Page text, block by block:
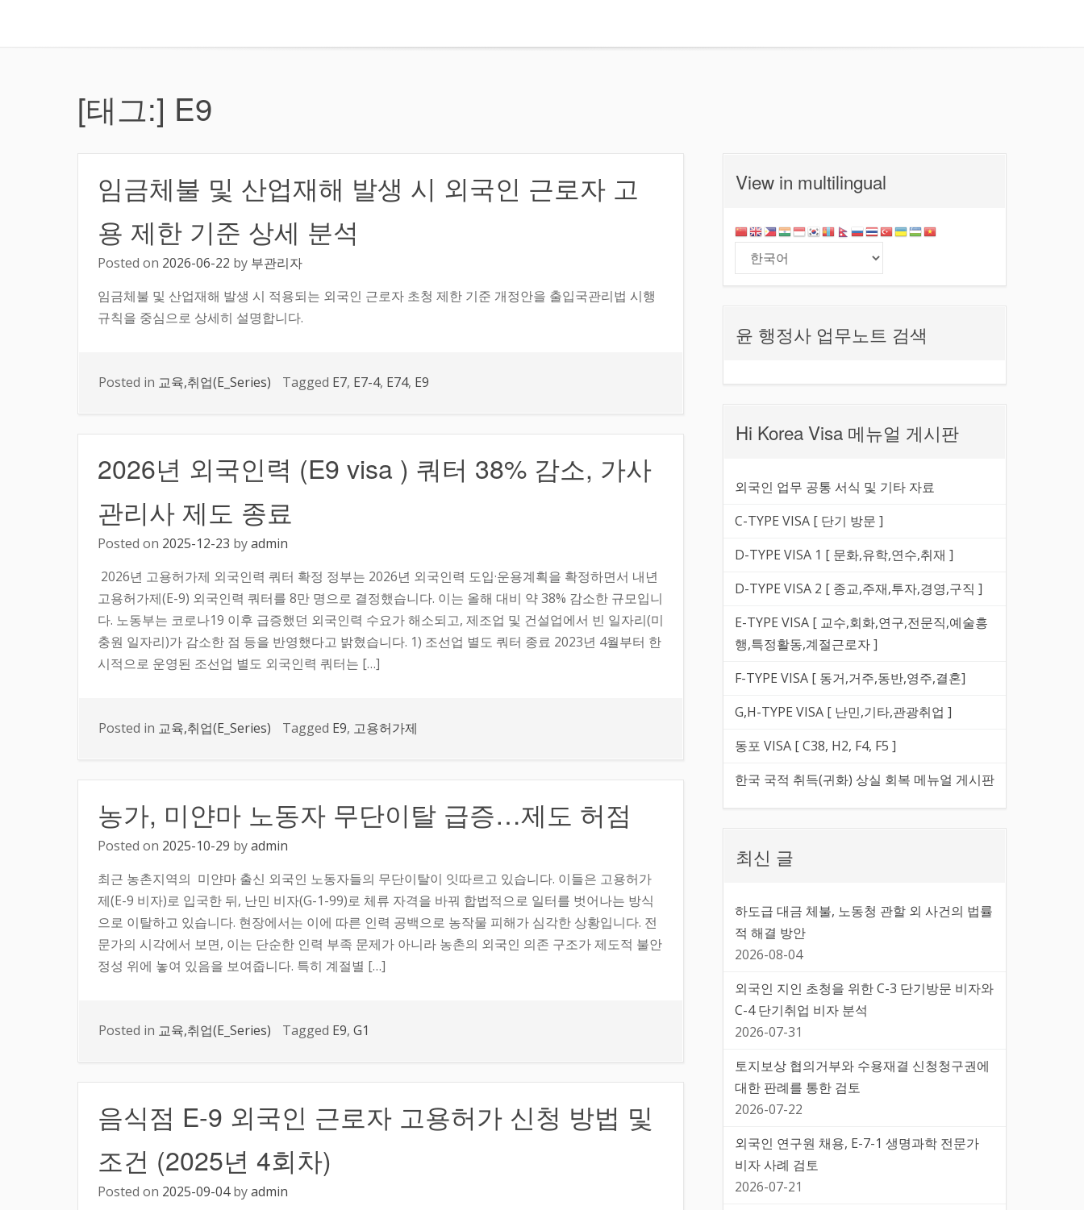
[태그:] E9
임금체불 및 산업재해 발생 시 외국인 근로자 고
용 제한 기준 상세 분석
Posted on 2026-06-22 by 부관리자
임금체불 및 산업재해 발생 시 적용되는 외국인 근로자 초청 제한 기준 개정안을 출입국관리법 시행
규칙을 중심으로 상세히 설명합니다.
Posted in 교육,취업(E_Series) Tagged E7, E7-4, E74, E9
2026년 외국인력 (E9 visa ) 쿼터 38% 감소, 가사
관리사 제도 종료
Posted on 2025-12-23 byadmin
2026년 고용허가제 외국인력 쿼터 확정 정부는 2026년 외국인력 도입·운용계획을 확정하면서 내년
고용허가제(E-9) 외국인력 쿼터를 8만 명으로 결정했습니다. 이는 올해 대비 약 38% 감소한 규모입니
다. 노동부는 코로나19 이후 급증했던 외국인력 수요가 해소되고, 제조업 및 건설업에서 빈 일자리(미
충원 일자리)가 감소한 점 등을 반영했다고 밝혔습니다. 1) 조선업 별도 쿼터 종료 2023년 4월부터 한
시적으로 운영된 조선업 별도 외국인력 쿼터는 […]
Posted in 교육,취업(E_Series) Tagged E9, 고용허가제
농가, 미얀마 노동자 무단이탈 급증…제도 허점
Posted on 2025-10-29 byadmin
최근 농촌지역의 미얀마 출신 외국인 노동자들의 무단이탈이 잇따르고 있습니다. 이들은 고용허가
제(E-9 비자)로 입국한 뒤, 난민 비자(G-1-99)로 체류 자격을 바꿔 합법적으로 일터를 벗어나는 방식
으로 이탈하고 있습니다. 현장에서는 이에 따른 인력 공백으로 농작물 피해가 심각한 상황입니다. 전
문가의 시각에서 보면, 이는 단순한 인력 부족 문제가 아니라 농촌의 외국인 의존 구조가 제도적 불안
정성 위에 놓여 있음을 보여줍니다. 특히 계절별 […]
Posted in 교육,취업(E_Series) Tagged E9, G1
음식점 E-9 외국인 근로자 고용허가 신청 방법 및
조건 (2025년 4회차)
Posted on 2025-09-04byadmin
View in multilingual
윤 행정사 업무노트 검색
Hi Korea Visa 메뉴얼 게시판
외국인 업무 공통 서식 및 기타 자료
C-TYPE VISA [ 단기 방문 ]
D-TYPE VISA 1 [ 문화,유학,연수,취재 ]
D-TYPE VISA 2 [ 종교,주재,투자,경영,구직 ]
E-TYPE VISA [ 교수,회화,연구,전문직,예술흥
행,특정활동,계절근로자 ]
F-TYPE VISA [ 동거,거주,동반,영주,결혼]
G,H-TYPE VISA [ 난민,기타,관광취업 ]
동포 VISA [ C38, H2, F4, F5 ]
한국 국적 취득(귀화) 상실 회복 메뉴얼 게시판
최신 글
하도급 대금 체불, 노동청 관할 외 사건의 법률
적 해결 방안
2026-08-04
외국인 지인 초청을 위한 C-3 단기방문 비자와
C-4 단기취업 비자 분석
2026-07-31
토지보상 협의거부와 수용재결 신청청구권에
대한 판례를 통한 검토
2026-07-22
외국인 연구원 채용, E-7-1 생명과학 전문가
비자 사례 검토
2026-07-21